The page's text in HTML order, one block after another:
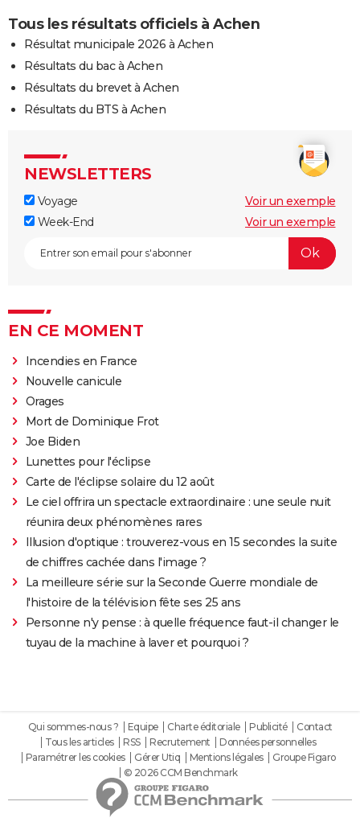
Tous les résultats officiels à Achen
Résultat municipale 2026 à Achen
Résultats du bac à Achen
Résultats du brevet à Achen
Résultats du BTS à Achen
NEWSLETTERS
Voyage
Voir un exemple
Week-End
Voir un exemple
EN CE MOMENT
Incendies en France
Nouvelle canicule
Orages
Mort de Dominique Frot
Joe Biden
Lunettes pour l'éclipse
Carte de l'éclipse solaire du 12 août
Le ciel offrira un spectacle extraordinaire : une seule nuit
réunira deux phénomènes rares
Illusion d'optique : trouverez-vous en 15 secondes la suite
de chiffres cachée dans l'image ?
La meilleure série sur la Seconde Guerre mondiale de
l'histoire de la télévision fête ses 25 ans
Personne n'y pense : à quelle fréquence faut-il changer le
tuyau de la machine à laver et pourquoi ?
Qui sommes-nous ? Equipe Charte éditoriale Publicité
Contact
Tous les articles
RSS Recrutement
Données personnelles
Paramétrer les cookies
Gérer Utiq Mentions légales
Groupe Figaro
© 2026 CCM Benchmark